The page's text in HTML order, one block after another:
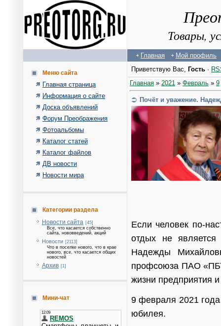
Товары,
Главная Мой профиль
Меню сайта
Главная страница
Информация о сайте
Доска объявлений
Форум Преображения
Фотоальбомы
Каталог статей
Каталог файлов
ДВ новости
Новости мира
Категории раздела
Новости сайта [45]
Все, что касается собственно
сайта, нововведений, акций
Новости [2113]
Что в поселке нового, что в крае
нового, все, что касается общих
новостей
Архив [1]
Мини-чат
Приветствую Вас, Гость ·
Главная » 2021 » Февраль » 9
Почёт и уважение.
Если человек по-
отдых не
Надежды
профсоюза ПАО
жизни предприятия
9 февраля 2021
юбилея.